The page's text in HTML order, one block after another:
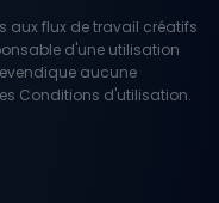
aux flux de travail créatifs
d'une utilisation
aucune
Conditions d'utilisation.